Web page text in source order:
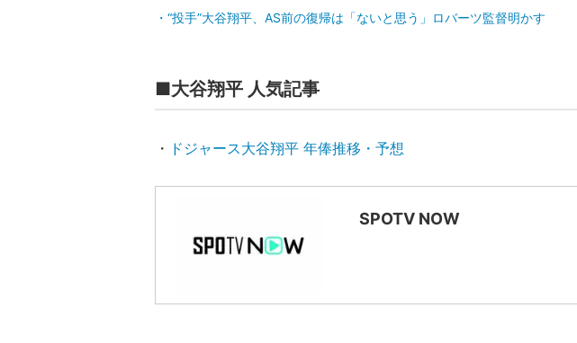
“投手”大谷翔平、AS前の復帰は「ないと思う」ロバーツ監督明かす
■大谷翔平 人気記事
・ ドジャース大谷翔平 年俸推移・予想
SPOTV NOW